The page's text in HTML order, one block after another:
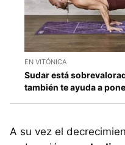
EN VITÓNICA
Sudar está
también te ayuda a
A su vez el